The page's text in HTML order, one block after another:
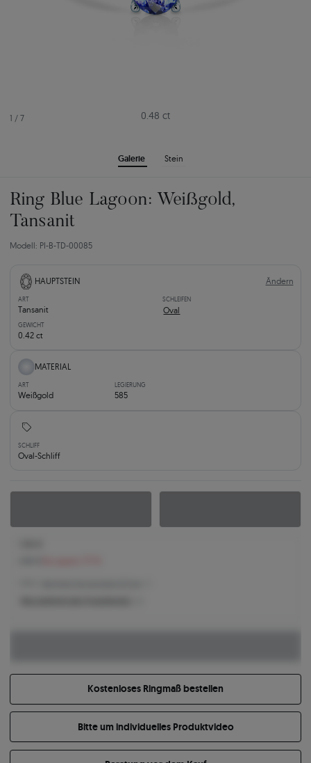
1 / 7
Galerie Stein
0.48 ct
Ring Blue Lagoon: Weißgold,
Tansanit
Modell: PI-B-TD-00085
HAUPTSTEIN Ändern
ART
Tansanit
SCHLEIFEN
Oval
GEWICHT
0.42 ct
MATERIAL
ART
Weißgold
LEGIERUNG
585
SCHLIFF
Oval-Schliff
Kostenloses Ringmaß bestellen
Bitte um individuelles Produktvideo